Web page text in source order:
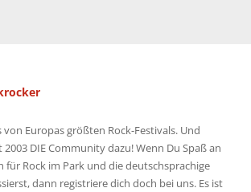
von Europas größten Rock-Festivals. Und
DIE Community dazu! Wenn Du Spaß an
für Rock im Park und die deutschsprachige
dann registriere dich doch bei uns. Es ist